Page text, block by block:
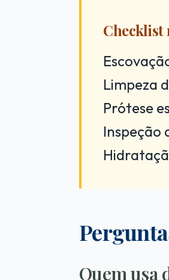
Limpeza
Prótese
Inspeção
Quem usa